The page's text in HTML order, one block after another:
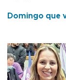
Domingo que